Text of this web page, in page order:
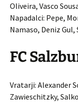
Oliveira, Vasco
Napadalci: Pepe,
Namaso, Deniz Gul,
FC
Vratarji: Alexander
Zawieschitzky,